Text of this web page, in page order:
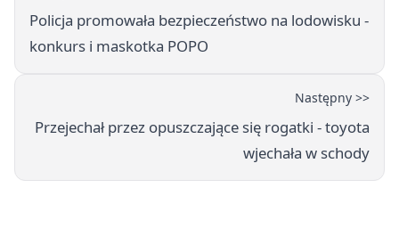
Policja promowała bezpieczeństwo na lodowisku -
konkurs i maskotka POPO
Następny >>
Przejechał przez opuszczające się rogatki - toyota
wjechała w schody